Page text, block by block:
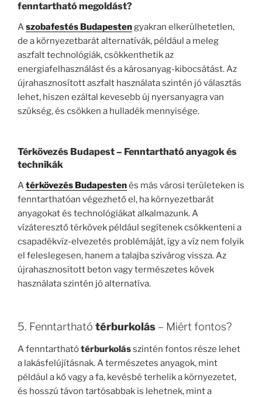
fenntartható megoldást?
Aszobafestés Budapestengyakran elkerülhetetlen,
de a környezetbarát alternatívák, például a meleg
aszfalt technológiák, csökkenthetik az
energiafelhasználást és a károsanyag-kibocsátást. Az
újrahasznosított aszfalt használata szintén jó választás
lehet, hiszen ezáltal kevesebb új nyersanyagra van
szükség, és csökken a hulladék mennyisége.
Térkövezés Budapest– Fenntartható anyagok és
technikák
Atérkövezés Budapestenés más városi területeken is
fenntarthatóan végezhető el, ha környezetbarát
anyagokat és technológiákat alkalmazunk. A
vízáteresztő térkövek például segítenek csökkenteni a
csapadékvíz-elvezetés problémáját, így a víz nem folyik
el feleslegesen, hanem a talajba szivárog vissza. Az
újrahasznosított beton vagy természetes kövek
használata szintén jó alternatíva.
5. Fenntartható térburkolás – Miért fontos?
A fenntarthatótérburkolásszintén fontos része lehet
a lakásfelújításnak. A természetes anyagok, mint
például a kő vagy a fa, kevésbé terhelik a környezetet,
és hosszú távon tartósabbak is lehetnek, mint a